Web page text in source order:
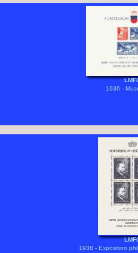
1936 -
1938 - Exposition